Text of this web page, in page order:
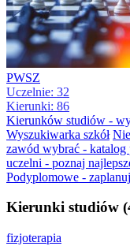
PWSZ
Uczelnie: 32
Kierunki: 86
Kierunków studiów -
Wyszukiwarka szkół
zawód wybrać - katalog
uczelni - poznaj
Podyplomowe -
Kierunki studiów
fizjoterapia